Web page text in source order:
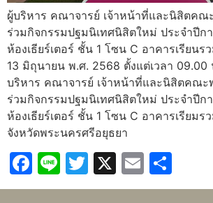
ผู้บริหาร คณาจารย์ เจ้าหน้าที่และนิสิตคณ
ร่วมกิจกรรมปฐมนิเทศนิสิตใหม่ ประจำปี
ห้องเธียร์เตอร์ ชั้น 1 โซน C อาคารเรียน
13 มิถุนายน พ.ศ. 2568 ตั้งแต่เวลา 09.00
บริหาร คณาจารย์ เจ้าหน้าที่และนิสิตคณะ
ร่วมกิจกรรมปฐมนิเทศนิสิตใหม่ ประจำปี
ห้องเธียร์เตอร์ ชั้น 1 โซน C อาคารเรียมร
จังหวัดพระนครศรีอยุธยา
Facebook
LineTwitter
X Email